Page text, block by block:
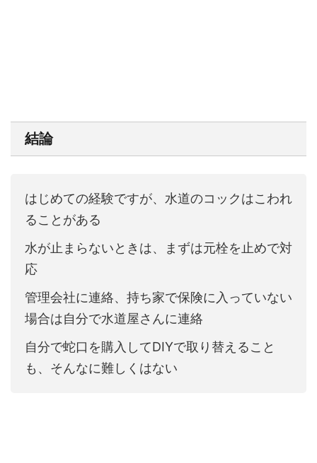
結論
はじめての経験ですが、水道のコックはこわれ
ることがある
水が止まらないときは、まずは元栓を止めで対
応
管理会社に連絡、持ち家で保険に入っていない
場合は自分で水道屋さんに連絡
自分で蛇口を購入してDIYで取り替えること
も、そんなに難しくはない